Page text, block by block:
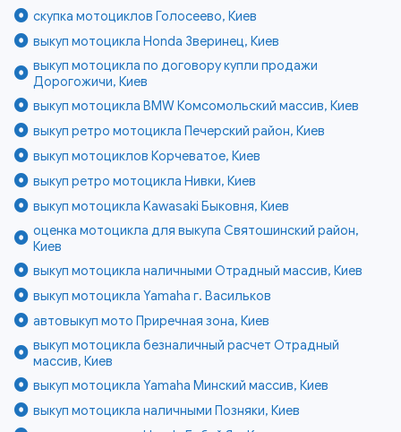
скупка мотоциклов Голосеево, Киев
выкуп мотоцикла Honda Зверинец, Киев
выкуп мотоцикла по договору купли продажи
Дорогожичи, Киев
выкуп мотоцикла BMW Комсомольский массив, Киев
выкуп ретро мотоцикла Печерский район, Киев
выкуп мотоциклов Корчеватое, Киев
выкуп ретро мотоцикла Нивки, Киев
выкуп мотоцикла Kawasaki Быковня, Киев
оценка мотоцикла для выкупа Святошинский район,
Киев
выкуп мотоцикла наличными Отрадный массив, Киев
выкуп мотоцикла Yamaha г. Васильков
автовыкуп мото Приречная зона, Киев
выкуп мотоцикла безналичный расчет Отрадный
массив, Киев
выкуп мотоцикла Yamaha Минский массив, Киев
выкуп мотоцикла наличными Позняки, Киев